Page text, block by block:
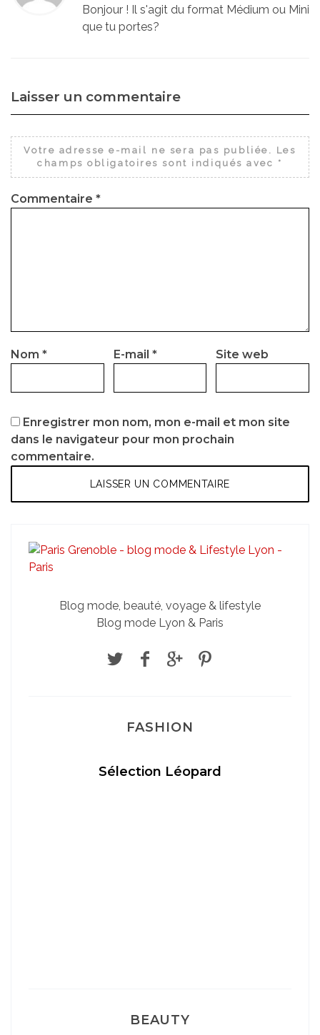
Bonjour ! Il s'agit du format Médium ou Mini
que tu portes?
Laisser un commentaire
Votre adresse e-mail ne sera pas publiée.
Les
champs obligatoires sont indiqués avec *
Commentaire *
Nom * E-mail * Site web
Enregistrer mon nom, mon e-mail et mon site
dans le navigateur pour mon prochain
commentaire.
Blog mode, beauté, voyage & lifestyle
Blog mode Lyon & Paris
FASHION
Sélection Léopard
BEAUTY